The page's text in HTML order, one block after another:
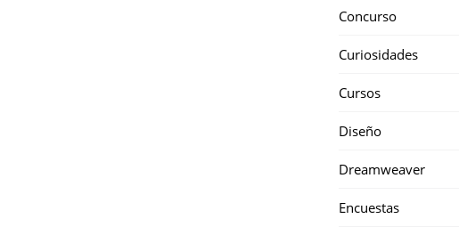
Concurso
Curiosidades
Cursos
Diseño
Dreamweaver
Encuestas